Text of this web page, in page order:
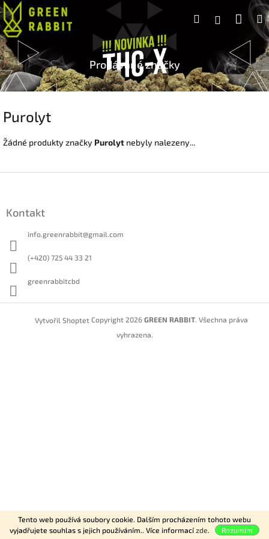
Tento web používá soubory cookie. Dalším procházením tohoto webu
vyjadřujete souhlas s jejich používáním.. Více informacízde. Rozumím
Přejít
na
obsah
Hledat
Prodávané značky
Purolyt
Žádné produkty značky Purolyt nebyly nalezeny...
Kontakt
info.greenrabbit@gmail.com
(+420) 725 44 33 21
greenrabbitcbd
Vytvořil Shoptet Copyright 2026 GREEN RABBIT. Všechna práva
vyhrazena.